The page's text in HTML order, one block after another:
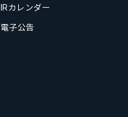
IRカレンダー
電子公告